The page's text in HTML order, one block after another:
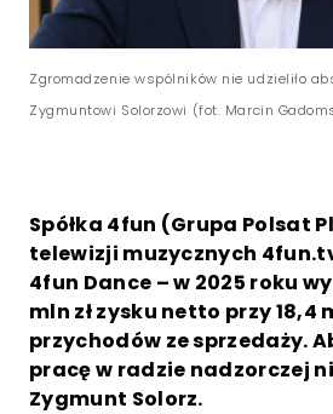
Zgromadzenie wspólników nie udzieliło
Zygmuntowi Solorzowi (fot. Marcin
Spółka 4fun (Grupa Polsat
telewizji muzycznych
4fun Dance – w 2025 roku
mln zł zysku netto przy 18,4
przychodów ze sprzedaży.
pracę w radzie nadzorczej
Zygmunt Solorz.